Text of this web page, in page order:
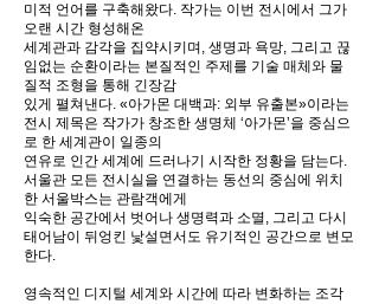
미적 언어를 구축해왔다. 작가는 이번 전시에서 그가
오랜 시간 형성해온
세계관과 감각을 집약시키며, 생명과 욕망, 그리고 끊
임없는 순환이라는 본질적인 주제를 기술 매체와 물
질적 조형을 통해 긴장감
있게 펼쳐낸다. «아가몬 대백과: 외부 유출본»이라는
전시 제목은 작가가 창조한 생명체 ‘아가몬’을 중심으
로 한 세계관이 일종의
연유로 인간 세계에 드러나기 시작한 정황을 담는다.
서울관 모든 전시실을 연결하는 동선의 중심에 위치
한 서울박스는 관람객에게
익숙한 공간에서 벗어나 생명력과 소멸, 그리고 다시
태어남이 뒤엉킨 낯설면서도 유기적인 공간으로 변모
한다.
영속적인 디지털 세계와 시간에 따라 변화하는 조각